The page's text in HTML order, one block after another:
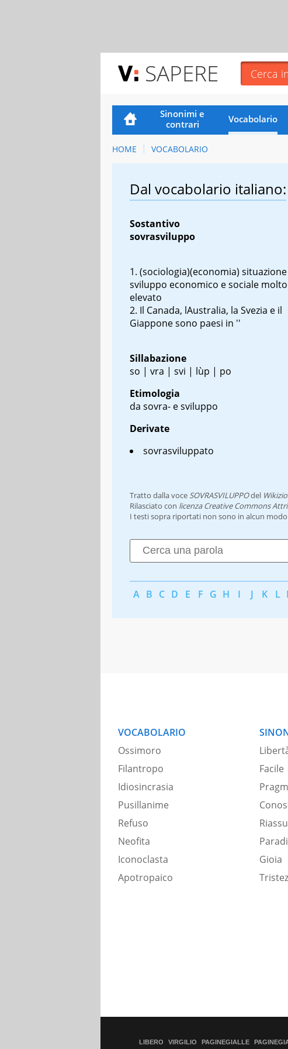
SAPERE
Sinonimi e
contrari
Vocabolario
HOME VOCABOLARIO
Dal vocabolario italiano:
Sostantivo
sovrasviluppo
(sociologia)(economia)
sviluppo economico e sociale molto
elevato
Il Canada, lAustralia, la Svezia e il
Giappone sono paesi in ''
Sillabazione
so | vra | svi | lùp | po
Etimologia
da sovra- e sviluppo
Derivate
sovrasviluppato
Tratto dalla voce SOVRASVILUPPOdel
Rilasciato con licenza Creative Commons
I testi sopra riportati non sono in alcun
A B C D E F G H I J K L
VOCABOLARIO
Ossimoro
Filantropo
Idiosincrasia
Pusillanime
Refuso
Neofita
Iconoclasta
Apotropaico
Facile
Gioia
LIBERO VIRGILIO PAGINEGIALLE